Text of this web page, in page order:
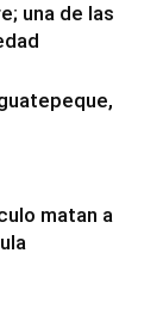
una de las
matan a